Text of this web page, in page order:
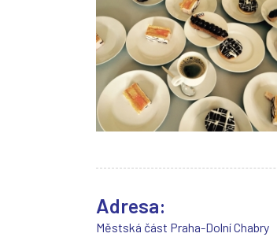
Adresa:
Městská část Praha-Dolní Chabry